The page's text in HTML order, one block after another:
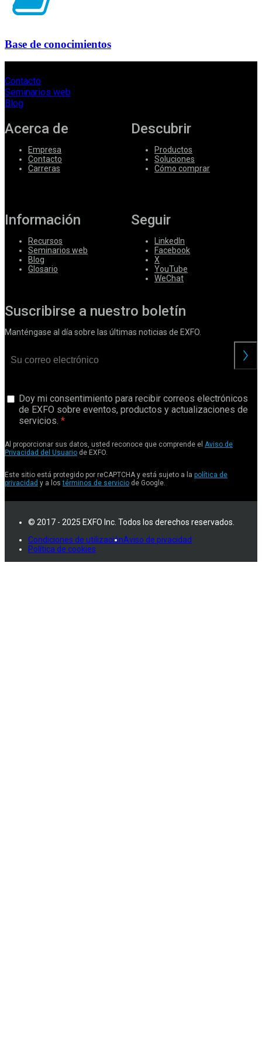
Base de conocimientos
Contacto
Seminarios web
Blog
Acerca de
Empresa
Contacto
Carreras
Descubrir
Productos
Soluciones
Cómo comprar
Información
Recursos
Seminarios web
Blog
Glosario
Seguir
LinkedIn
Facebook
X
YouTube
WeChat
Suscribirse a nuestro boletín
Manténgase al día sobre las últimas noticias de EXFO.
Doy mi consentimiento para recibir correos electrónicos
de EXFO sobre eventos, productos y actualizaciones de
servicios.
Al proporcionar sus datos, usted reconoce que comprende el Aviso de
Privacidad del Usuario de EXFO.
Este sitio está protegido por reCAPTCHA y está sujeto a la política de
privacidad y a lostérminos de servicio de Google.
© 2017 - 2025 EXFO Inc. Todos los derechos reservados.
Condiciones de utilizaciónAviso de pivacidad
Política de cookies